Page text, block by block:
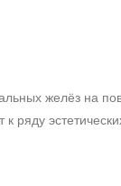
желёз на
ряду